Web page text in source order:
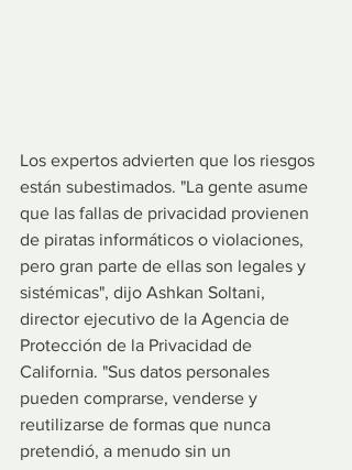
Los expertos advierten que los riesgos
están subestimados. "La gente asume
que las fallas de privacidad provienen
de piratas informáticos o violaciones,
pero gran parte de ellas son legales y
sistémicas", dijo Ashkan Soltani,
director ejecutivo de la Agencia de
Protección de la Privacidad de
California. "Sus datos personales
pueden comprarse, venderse y
reutilizarse de formas que nunca
pretendió, a menudo sin un